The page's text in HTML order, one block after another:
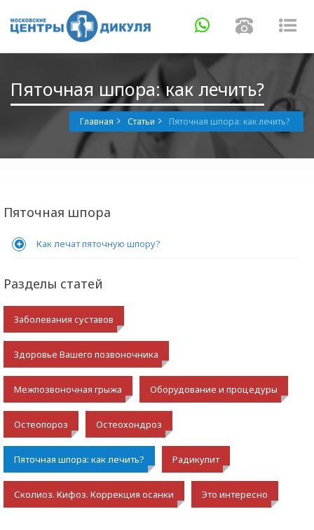
Навигация
Пяточная шпора: как лечить?
Главная Статьи Пяточная шпора: как лечить?
Пяточная шпора
Как лечат пяточную шпору?
Разделы статей
Заболевания суставов
Здоровье Вашего позвоночника
Межпозвоночная грыжа Оборудование и процедуры
Остеопороз Остеохондроз
Пяточная шпора: как лечить? Радикулит
Сколиоз. Кифоз. Коррекция осанки Это интересно